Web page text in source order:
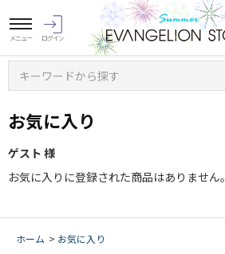
キーワードから探す
お気に入り
ゲスト 様
お気に入りに登録された商品はありません。
ホーム > お気に入り